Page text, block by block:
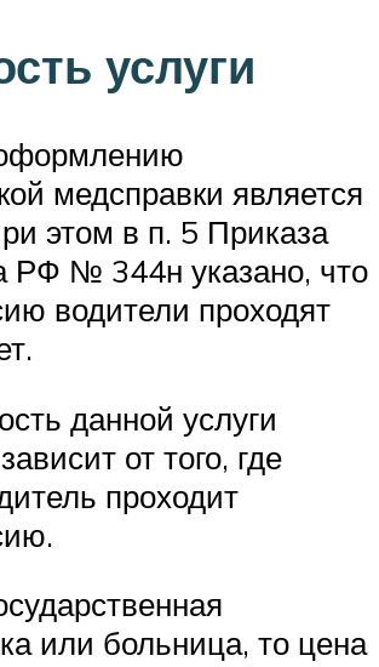
услуги
медсправки является
этом в п. 5 Приказа
РФ № 344н указано, что
водители проходят
данной услуги
от того, где
проходит
или больница, то цена